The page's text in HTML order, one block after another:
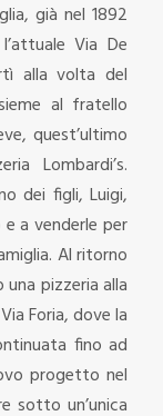
già nel 1892
Via De
alla volta del
al fratello
quest’ultimo
Lombardi’s.
dei figli, Luigi,
a venderle per
Al ritorno
pizzeria alla
Foria, dove la
fino ad
progetto nel
sotto un’unica